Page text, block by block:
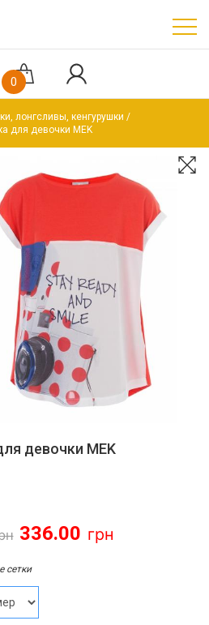
0
лонгсливы, кенгурушки
для девочки MEK
девочки MEK
336.00
сетки